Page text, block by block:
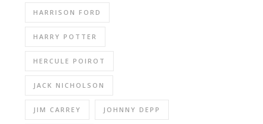
HARRISON FORD
HARRY POTTER
HERCULE POIROT
JACK NICHOLSON
JIM CARREY JOHNNY DEPP